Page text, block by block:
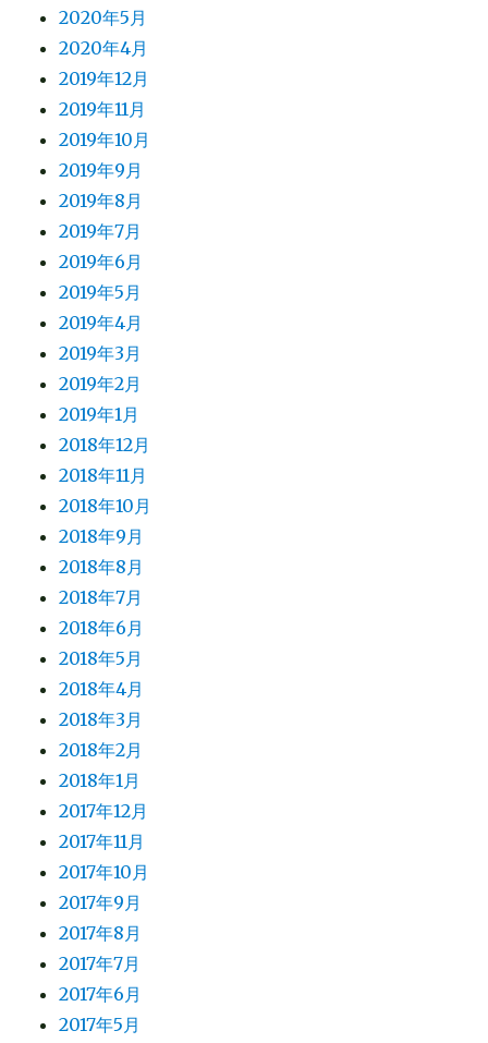
2020年5月
2020年4月
2019年12月
2019年11月
2019年10月
2019年9月
2019年8月
2019年7月
2019年6月
2019年5月
2019年4月
2019年3月
2019年2月
2019年1月
2018年12月
2018年11月
2018年10月
2018年9月
2018年8月
2018年7月
2018年6月
2018年5月
2018年4月
2018年3月
2018年2月
2018年1月
2017年12月
2017年11月
2017年10月
2017年9月
2017年8月
2017年7月
2017年6月
2017年5月